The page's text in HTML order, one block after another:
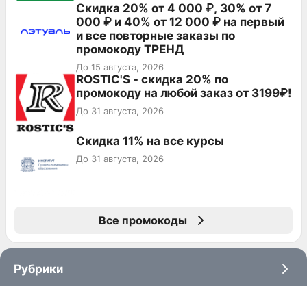
Скидка 20% от 4 000 ₽, 30% от 7
000 ₽ и 40% от 12 000 ₽ на первый
и все повторные заказы по
промокоду ТРЕНД
До 15 августа, 2026
ROSTIC'S - скидка 20% по
промокоду на любой заказ от 3199₽!
До 31 августа, 2026
Скидка 11% на все курсы
До 31 августа, 2026
Все промокоды
Рубрики